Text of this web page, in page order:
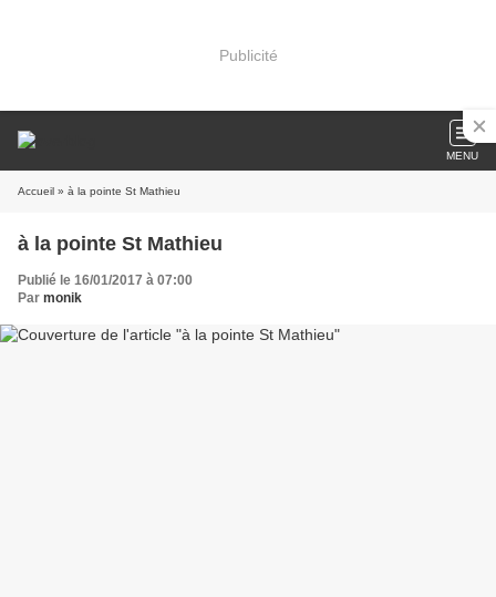
Publicité
MENU
Accueil » à la pointe St Mathieu
à la pointe St Mathieu
Publié le 16/01/2017 à 07:00
Par monik